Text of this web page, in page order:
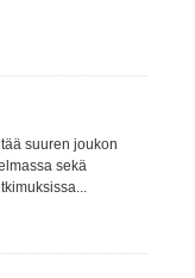
suuren joukon
sekä